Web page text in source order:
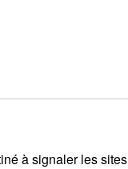
à signaler les sites